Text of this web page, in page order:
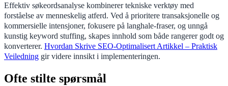
Effektiv søkeordsanalyse kombinerer tekniske verktøy med
forståelse av menneskelig atferd. Ved å prioritere transaksjonelle og
kommersielle intensjoner, fokusere på langhale-fraser, og unngå
kunstig keyword stuffing, skapes innhold som både rangerer godt og
konverterer. Hvordan Skrive SEO-Optimalisert Artikkel – Praktisk
Veiledning gir videre innsikt i implementeringen.
Ofte stilte spørsmål